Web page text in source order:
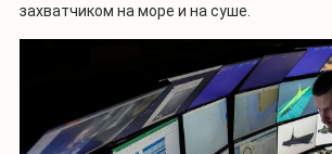
захватчиком на море и на суше.